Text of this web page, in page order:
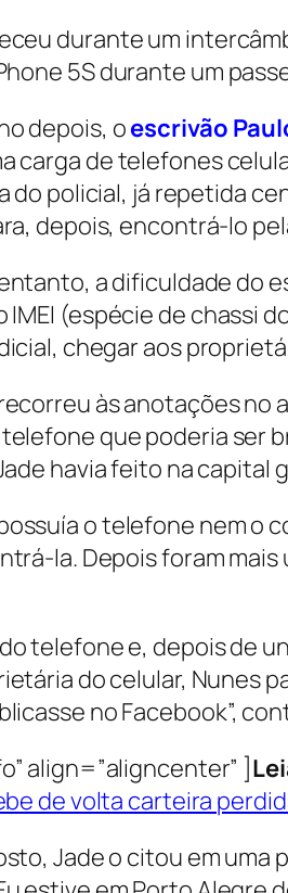
durante um
5S durante um
depois, oescrivão
carga de telefones
do policial, já repetida
depois, encontrá-lo
a dificuldade do
IMEI (espécie de chassi
chegar aos
às anotações
que poderia ser
havia feito na capital
o telefone nem o
la. Depois foram
telefone e, depois de
do celular, Nunes
no Facebook”,
align=”aligncenter” ]
de volta carteira
Jade o citou em